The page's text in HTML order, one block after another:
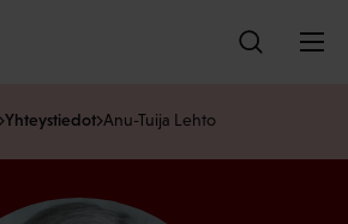
Yhteystiedot Anu-Tuija Lehto